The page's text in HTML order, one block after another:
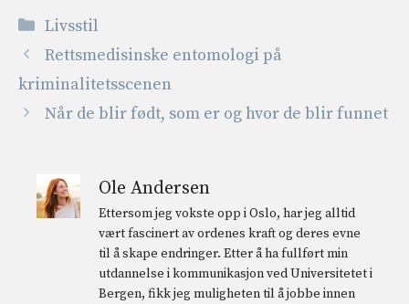
Kategorier
Livsstil
Rettsmedisinske entomologi på
kriminalitetsscenen
Når de blir født, som er og hvor de blir funnet
Ole Andersen
Ettersom jeg vokste opp i Oslo, har jeg alltid
vært fascinert av ordenes kraft og deres evne
til å skape endringer. Etter å ha fullført min
utdannelse i kommunikasjon ved Universitetet i
Bergen, fikk jeg muligheten til å jobbe innen